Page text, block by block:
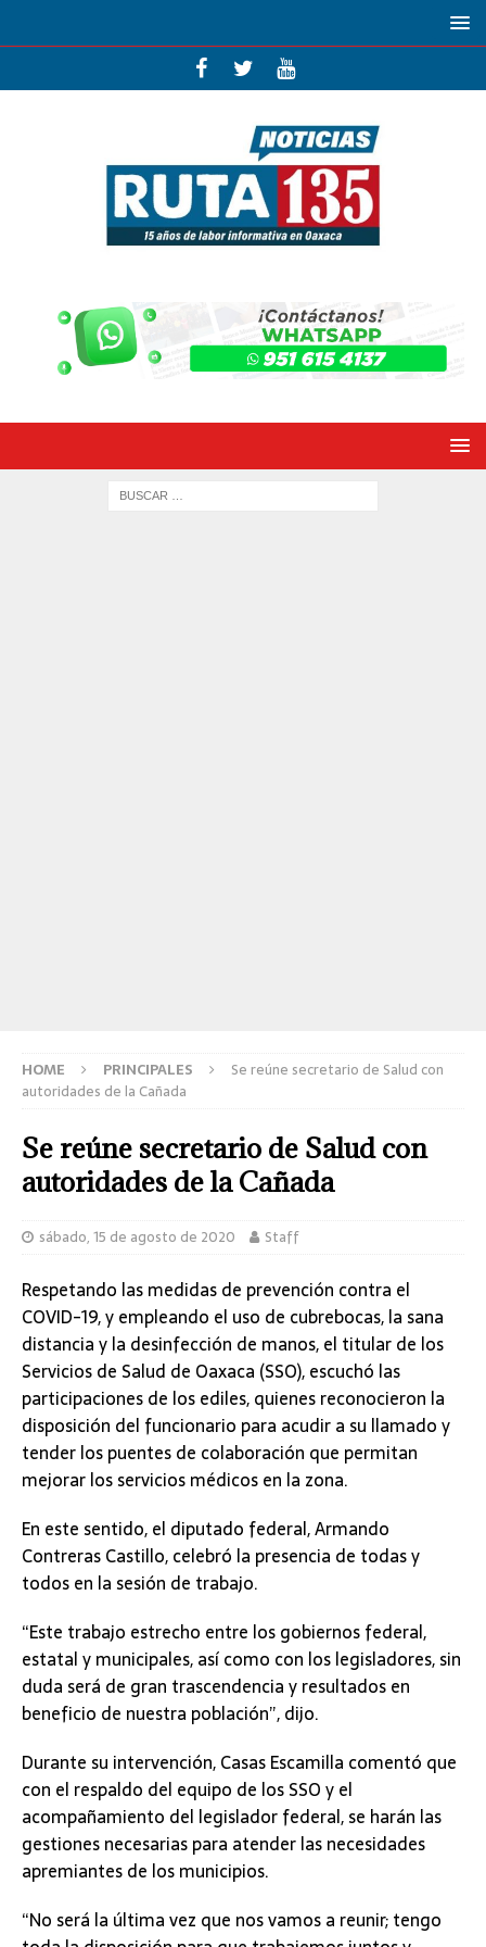
HOME PRINCIPALES
Se reúne secretario de Salud con
autoridades de la Cañada
Se reúne secretario de Salud con
autoridades de la Cañada
sábado, 15 de agosto de 2020 Staff
Respetando las medidas de prevención contra el
COVID-19, y empleando el uso de cubrebocas, la sana
distancia y la desinfección de manos, el titular de los
Servicios de Salud de Oaxaca (SSO), escuchó las
participaciones de los ediles, quienes reconocieron la
disposición del funcionario para acudir a su llamado y
tender los puentes de colaboración que permitan
mejorar los servicios médicos en la zona.
En este sentido, el diputado federal, Armando
Contreras Castillo, celebró la presencia de todas y
todos en la sesión de trabajo.
“Este trabajo estrecho entre los gobiernos federal,
estatal y municipales, así como con los legisladores, sin
duda será de gran trascendencia y resultados en
beneficio de nuestra población”, dijo.
Durante su intervención, Casas Escamilla comentó que
con el respaldo del equipo de los SSO y el
acompañamiento del legislador federal, se harán las
gestiones necesarias para atender las necesidades
apremiantes de los municipios.
“No será la última vez que nos vamos a reunir; tengo